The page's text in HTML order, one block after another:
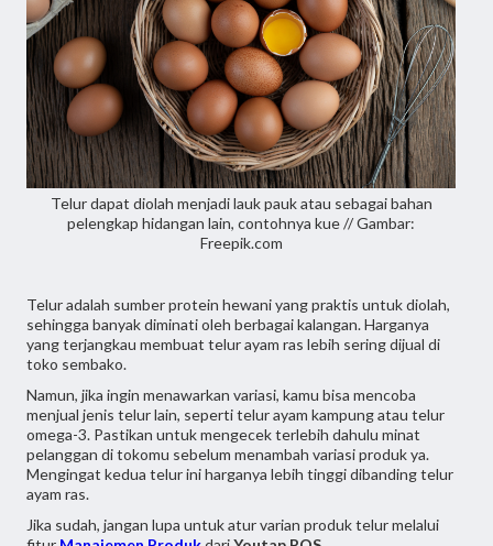
Telur dapat diolah menjadi lauk pauk atau sebagai bahan
pelengkap hidangan lain, contohnya kue // Gambar:
Freepik.com
Telur adalah sumber protein hewani yang praktis untuk diolah,
sehingga banyak diminati oleh berbagai kalangan. Harganya
yang terjangkau membuat telur ayam ras lebih sering dijual di
toko sembako.
Namun, jika ingin menawarkan variasi, kamu bisa mencoba
menjual jenis telur lain, seperti telur ayam kampung atau telur
omega-3. Pastikan untuk mengecek terlebih dahulu minat
pelanggan di tokomu sebelum menambah variasi produk ya.
Mengingat kedua telur ini harganya lebih tinggi dibanding telur
ayam ras.
Jika sudah, jangan lupa untuk atur varian produk telur melalui